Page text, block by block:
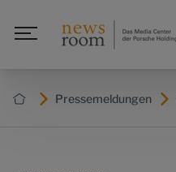
Pressemeldungen